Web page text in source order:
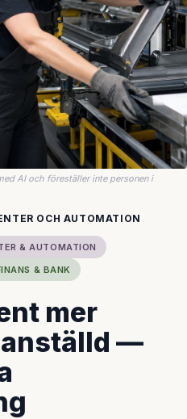
AI och föreställer inte personen i
OCH AUTOMATION
& AUTOMATION
& BANK
mer
—